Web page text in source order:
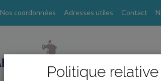
Nos coordonnées Adresses utiles Contact
Politique